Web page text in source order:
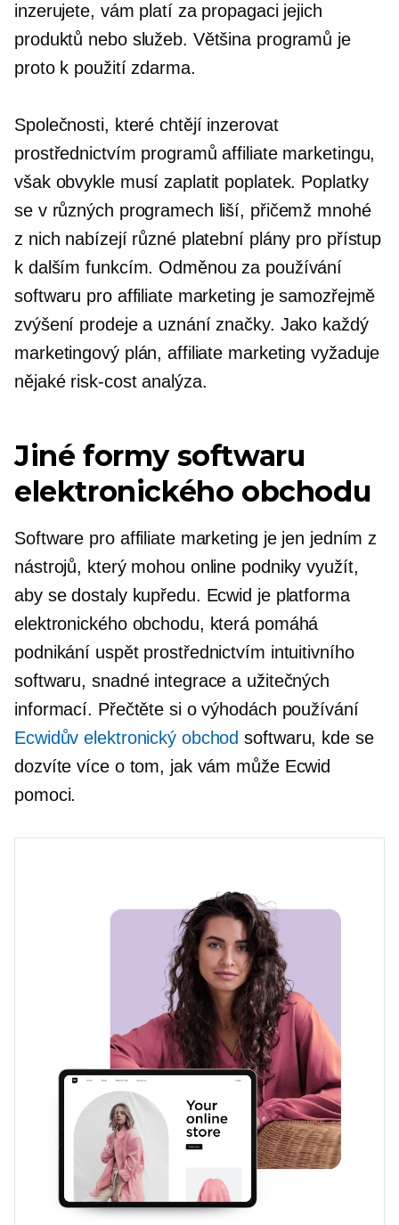
inzerujete, vám platí za propagaci jejich
produktů nebo služeb. Většina programů je
proto k použití zdarma.
Společnosti, které chtějí inzerovat
prostřednictvím programů affiliate marketingu,
však obvykle musí zaplatit poplatek. Poplatky
se v různých programech liší, přičemž mnohé
z nich nabízejí různé platební plány pro přístup
k dalším funkcím. Odměnou za používání
softwaru pro affiliate marketing je samozřejmě
zvýšení prodeje a uznání značky. Jako každý
marketingový plán, affiliate marketing vyžaduje
nějaké risk-costanalýza.
Jiné formy softwaru
elektronického obchodu
Software pro affiliate marketing je jen jedním z
nástrojů, který mohou online podniky využít,
aby se dostaly kupředu. Ecwid je platforma
elektronického obchodu, která pomáhá
podnikání uspět prostřednictvím intuitivního
softwaru, snadné integrace a užitečných
informací. Přečtěte si o výhodách používání
Ecwidův elektronický obchod softwaru, kde se
dozvíte více o tom, jak vám může Ecwid
pomoci.